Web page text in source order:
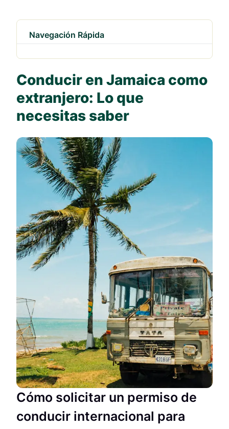
Navegación Rápida
Conducir en Jamaica como
extranjero: Lo que
necesitas saber
Cómo solicitar un permiso de
conducir internacional para